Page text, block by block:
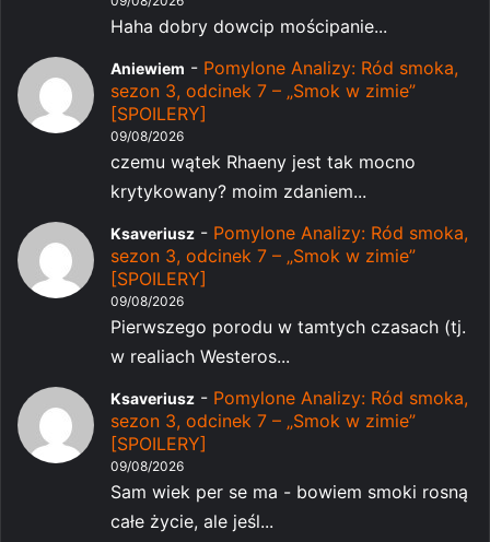
Haha dobry dowcip mościpanie...
Aniewiem - Pomylone Analizy: Ród smoka,
sezon 3, odcinek 7 – „Smok w zimie”
[SPOILERY]
09/08/2026
czemu wątek Rhaeny jest tak mocno
krytykowany? moim zdaniem...
Ksaveriusz - Pomylone Analizy: Ród smoka,
sezon 3, odcinek 7 – „Smok w zimie”
[SPOILERY]
09/08/2026
Pierwszego porodu w tamtych czasach (tj.
w realiach Westeros...
Ksaveriusz - Pomylone Analizy: Ród smoka,
sezon 3, odcinek 7 – „Smok w zimie”
[SPOILERY]
09/08/2026
Sam wiek per se ma - bowiem smoki rosną
całe życie, ale jeśl...